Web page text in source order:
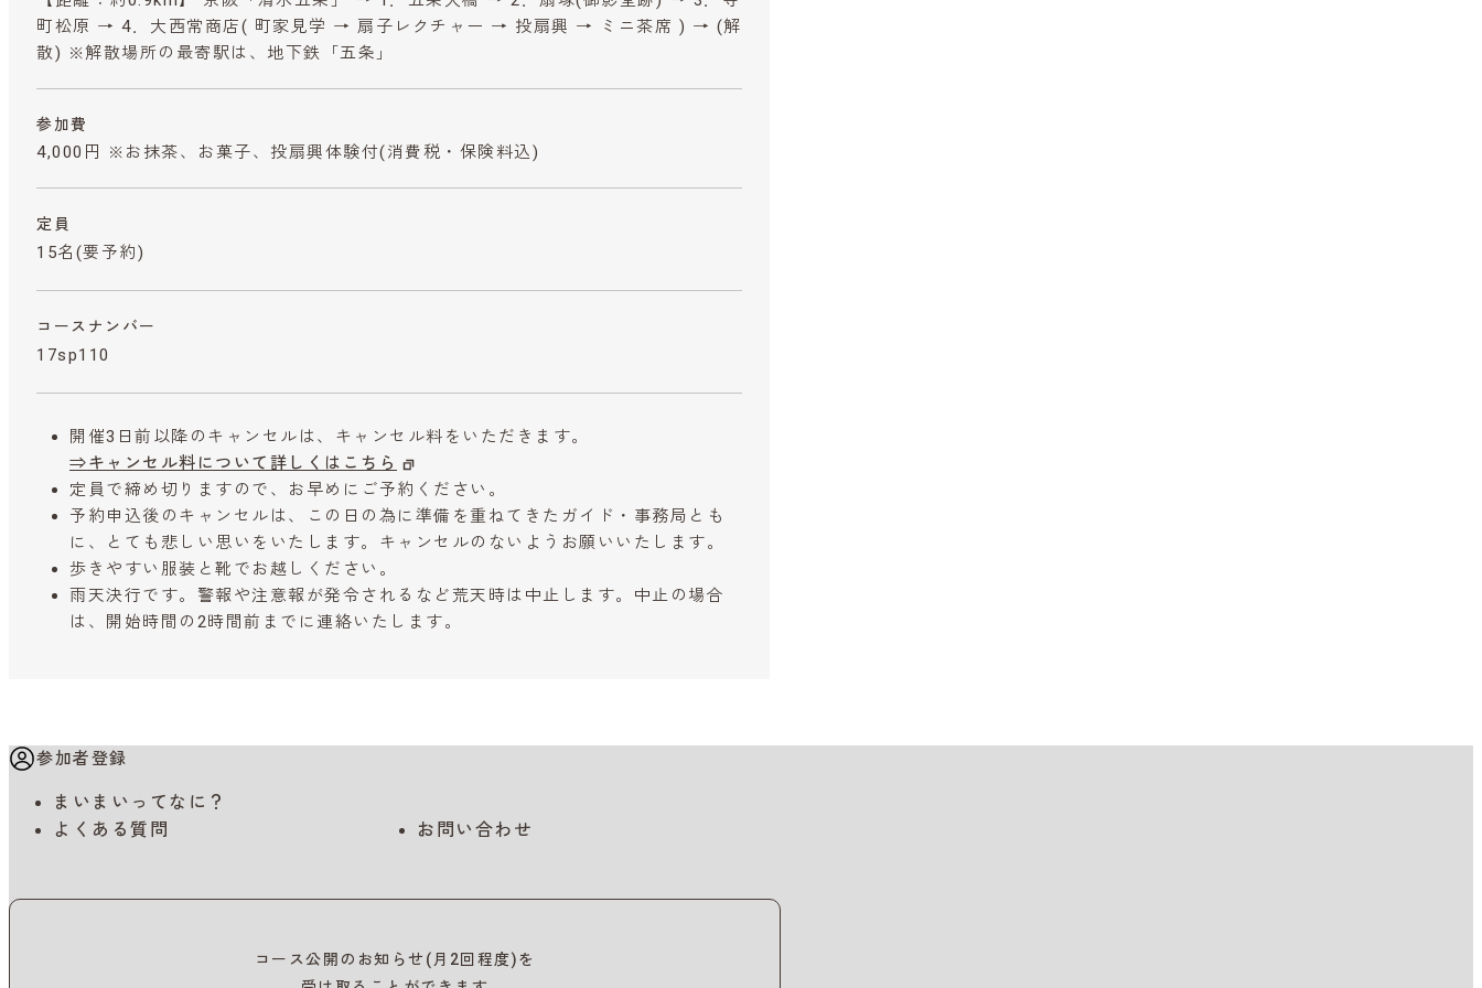
町松原 → 4．大西常商店( 町家見学 → 扇子レクチャー → 投扇興 → ミニ茶席 ) → (解
散) ※解散場所の最寄駅は、地下鉄「五条」
参加費
4,000円 ※お抹茶、お菓子、投扇興体験付(消費税・保険料込)
定員
15名(要予約)
コースナンバー
17sp110
開催3日前以降のキャンセルは、キャンセル料をいただきます。
⇒キャンセル料について詳しくはこちら
定員で締め切りますので、お早めにご予約ください。
予約申込後のキャンセルは、この日の為に準備を重ねてきたガイド・事務局とも
に、とても悲しい思いをいたします。キャンセルのないようお願いいたします。
歩きやすい服装と靴でお越しください。
雨天決行です。警報や注意報が発令されるなど荒天時は中止します。中止の場合
は、開始時間の2時間前までに連絡いたします。
参加者登録
まいまいってなに？
よくある質問
お問い合わせ
コース公開のお知らせ(月2回程度)を